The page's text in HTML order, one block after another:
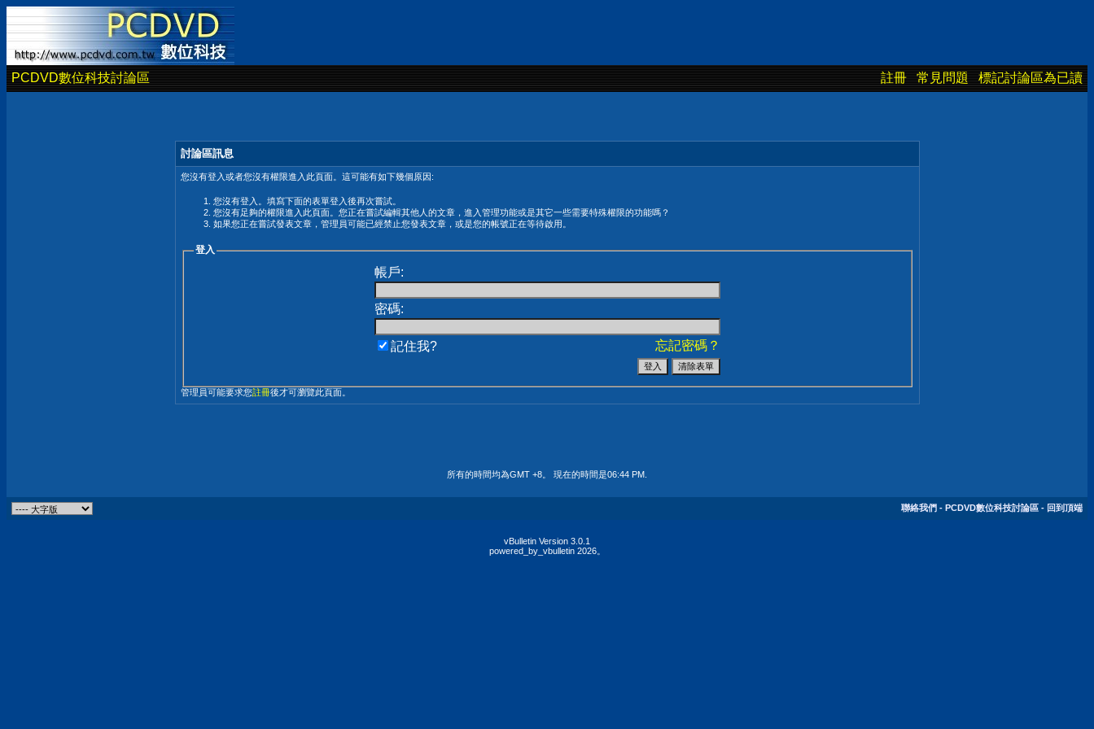
PCDVD數位科技討論區 註冊 常見問題 標記討論區為已讀
討論區訊息
您沒有登入或者您沒有權限進入此頁面。這可能有如下幾個原因:
您沒有登入。填寫下面的表單登入後再次嘗試。
您沒有足夠的權限進入此頁面。您正在嘗試編輯其他人的文章，進入管理功能或是其它一些需要特殊權限的功能嗎？
如果您正在嘗試發表文章，管理員可能已經禁止您發表文章，或是您的帳號正在等待啟用。
登入
帳戶:
密碼:
忘記密碼？
記住我?
管理員可能要求您註冊後才可瀏覽此頁面。
所有的時間均為GMT +8。 現在的時間是06:44 PM
聯絡我們 - PCDVD數位科技討論區 - 回到頂端
vBulletin Version 3.0.1
powered_by_vbulletin 2026。